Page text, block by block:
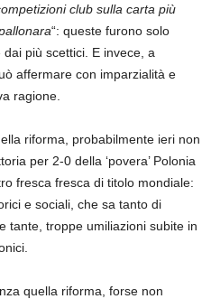
club sulla carta più
“: queste furono solo
più scettici. E invece, a
affermare con imparzialità e
ragione.
riforma, probabilmente ieri non
per 2-0 della ‘povera’ Polonia
fresca fresca di titolo mondiale:
e sociali, che sa tanto di
tante, troppe umiliazioni subite in
quella riforma, forse non